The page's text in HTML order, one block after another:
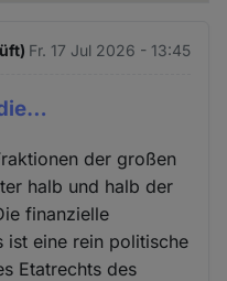
Fr. 17 Jul 2026 - 13:45
der großen
halb und halb der
finanzielle
ist eine rein politische
Etatrechts des